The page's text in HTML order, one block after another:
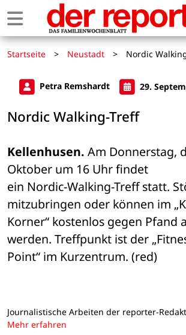
Startseite > Neustadt > Nordic
Petra Remshardt 29.
Nordic Walking-Treff
Kellenhusen. Am Donnerstag,
Oktober um 16 Uhr findet
ein Nordic-Walking-Treff statt.
mitzubringen oder können im
Korner“ kostenlos gegen Pfand
werden. Treffpunkt ist der
Point“ im Kurzentrum. (red)
Journalistische Arbeiten der reporter-
Mehr erfahren